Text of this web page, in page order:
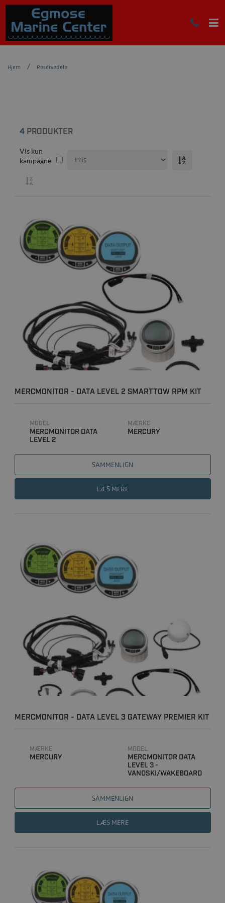
Hjem Reservedele
4PRODUKTER
Vis kun
kampagne
MERCMONITOR - DATA LEVEL 2 SMARTTOW RPM KIT
MODEL
MERCMONITOR DATA
LEVEL 2
MÆRKE
MERCURY
SAMMENLIGN
LÆS MERE
MERCMONITOR - DATA LEVEL 3 GATEWAY PREMIER KIT
MÆRKE
MERCURY
MODEL
MERCMONITOR DATA
LEVEL 3 -
VANDSKI/WAKEBOARD
SAMMENLIGN
LÆS MERE